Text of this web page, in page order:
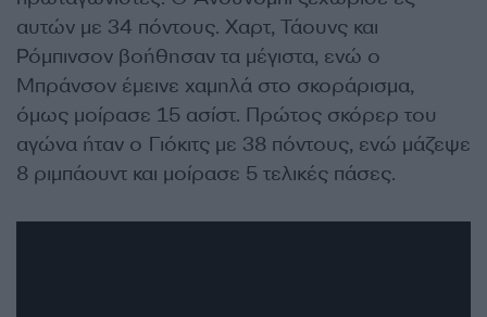
αυτών με 34 πόντους. Χαρτ, Τάουνς και
Ρόμπινσον βοήθησαν τα μέγιστα, ενώ ο
Μπράνσον έμεινε χαμηλά στο σκοράρισμα,
όμως μοίρασε 15 ασίστ. Πρώτος σκόρερ του
αγώνα ήταν ο Γιόκιτς με 38 πόντους, ενώ μάζεψε
8 ριμπάουντ και μοίρασε 5 τελικές πάσες.